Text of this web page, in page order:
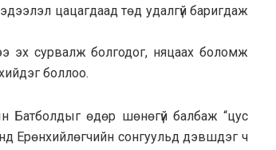
цацагдаад төд удалгүй баригдаж
эх сурвалж болгодог, няцаах боломж
боллоо.
Батболдыг өдөр шөнөгүй балбаж “цус
Ерөнхийлөгчийн сонгуульд дэвшдэг ч